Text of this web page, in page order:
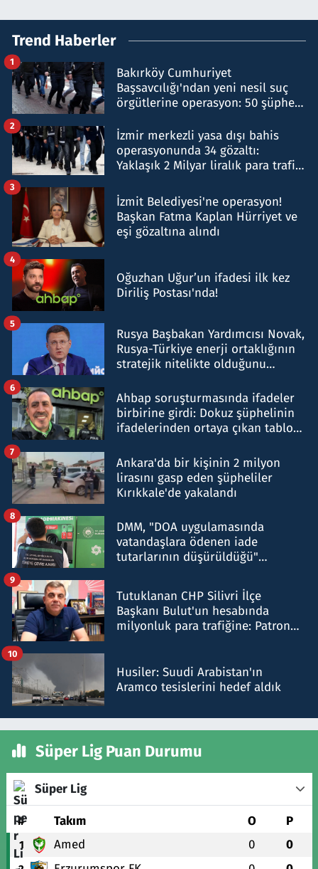
Trend Haberler
Bakırköy Cumhuriyet
Başsavcılığı'ndan yeni nesil suç
örgütlerine operasyon: 50 şüpheli
1
İzmir merkezli yasa dışı bahis
operasyonunda 34 gözaltı:
Yaklaşık 2 Milyar liralık para trafiği
2
İzmit Belediyesi'ne operasyon!
Başkan Fatma Kaplan Hürriyet ve
eşi gözaltına alındı
3
Oğuzhan Uğur’un ifadesi ilk kez
Diriliş Postası'nda!
4
Rusya Başbakan Yardımcısı Novak,
Rusya-Türkiye enerji ortaklığının
stratejik nitelikte olduğunu
5
Ahbap soruşturmasında ifadeler
birbirine girdi: Dokuz şüphelinin
ifadelerinden ortaya çıkan tablo
6
Ankara'da bir kişinin 2 milyon
lirasını gasp eden şüpheliler
Kırıkkale'de yakalandı
7
DMM, "DOA uygulamasında
vatandaşlara ödenen iade
tutarlarının düşürüldüğü"
8
Tutuklanan CHP Silivri İlçe
Başkanı Bulut'un hesabında
milyonluk para trafiğine: Patron
9
Husiler: Suudi Arabistan'ın
Aramco tesislerini hedef aldık
10
Süper Lig Puan Durumu
Süper Lig
# Takım O P
1 Amed 0 0